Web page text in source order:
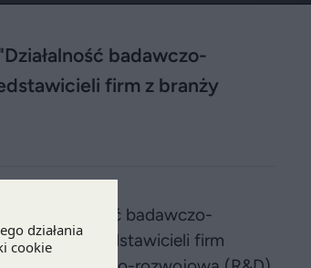
badawczo-
firm z branży
"Działalność badawczo-
dla przedstawicieli firm